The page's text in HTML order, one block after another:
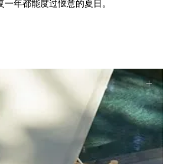
年都能度过惬意的夏日。